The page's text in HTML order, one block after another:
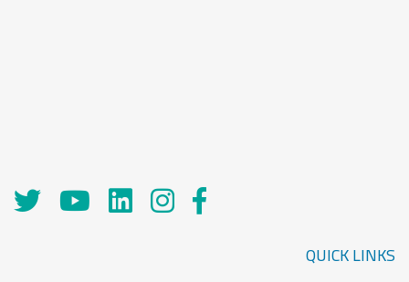
QUICK LINKS